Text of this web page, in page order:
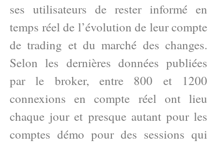
ses utilisateurs de rester informé en
temps réel de l’évolution de leur compte
de trading et du marché des changes.
Selon les dernières données publiées
par le broker, entre 800 et 1200
connexions en compte réel ont lieu
chaque jour et presque autant pour les
comptes démo pour des sessions qui